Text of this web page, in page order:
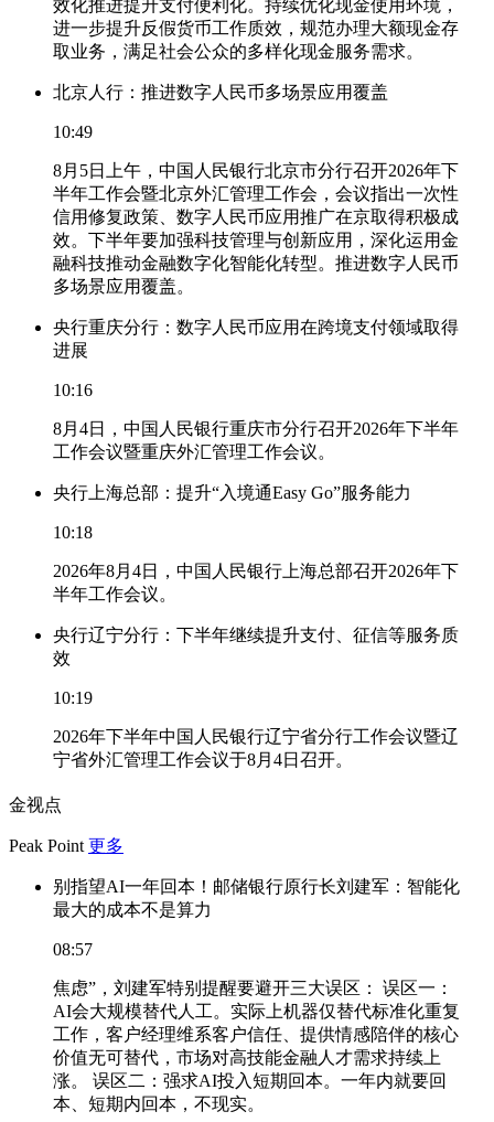
效化推进提升支付便利化。持续优化现金使用环境，
进一步提升反假货币工作质效，规范办理大额现金存
取业务，满足社会公众的多样化现金服务需求。
北京人行：推进数字人民币多场景应用覆盖
10:49
8月5日上午，中国人民银行北京市分行召开2026年下
半年工作会暨北京外汇管理工作会，会议指出一次性
信用修复政策、数字人民币应用推广在京取得积极成
效。下半年要加强科技管理与创新应用，深化运用金
融科技推动金融数字化智能化转型。推进数字人民币
多场景应用覆盖。
央行重庆分行：数字人民币应用在跨境支付领域取得
进展
10:16
8月4日，中国人民银行重庆市分行召开2026年下半年
工作会议暨重庆外汇管理工作会议。
央行上海总部：提升“入境通Easy Go”服务能力
10:18
2026年8月4日，中国人民银行上海总部召开2026年下
半年工作会议。
央行辽宁分行：下半年继续提升支付、征信等服务质
效
10:19
2026年下半年中国人民银行辽宁省分行工作会议暨辽
宁省外汇管理工作会议于8月4日召开。
金视点
Peak Point 更多
别指望AI一年回本！邮储银行原行长刘建军：智能化
最大的成本不是算力
08:57
焦虑”，刘建军特别提醒要避开三大误区： 误区一：
AI会大规模替代人工。实际上机器仅替代标准化重复
工作，客户经理维系客户信任、提供情感陪伴的核心
价值无可替代，市场对高技能金融人才需求持续上
涨。 误区二：强求AI投入短期回本。一年内就要回
本、短期内回本，不现实。